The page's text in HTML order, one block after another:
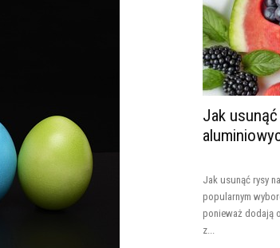
Jak
Jak usunąć rysy
popularnym
ponieważ dodają
z...